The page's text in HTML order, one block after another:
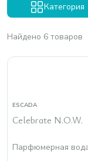
Категория
Найдено 6 товаров
ESCADA
Celebrate N.O.W.
Парфюмерная